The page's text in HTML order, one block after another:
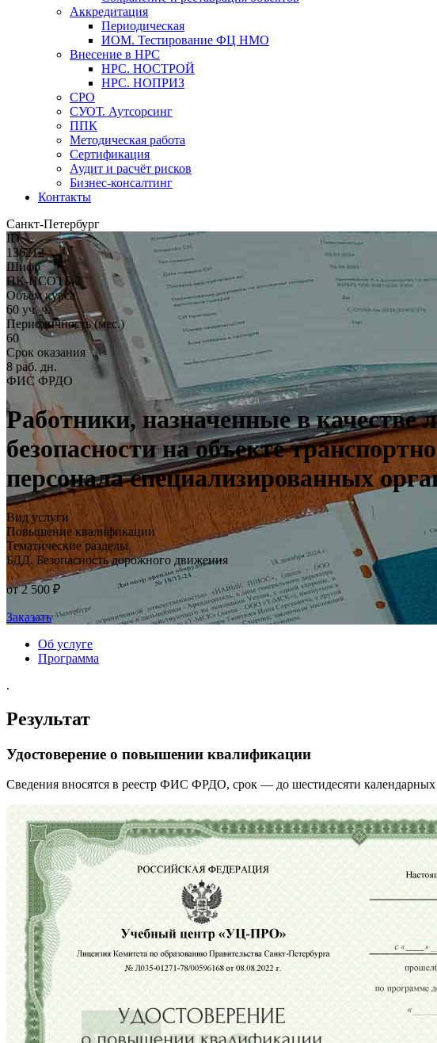
Аккредитация
Периодическая
ИОМ. Тестирование ФЦ НМО
Внесение в НРС
НРС. НОСТРОЙ
НРС. НОПРИЗ
СРО
СУОТ. Аутсорсинг
ППК
Методическая работа
Сертификация
Аудит и расчёт рисков
Бизнес-консалтинг
Контакты
Санкт-Петербург
ID
136212
Шифр
ПК-ПСОТБ-2
Объём курса
60 уч. ч.
Периодичность (мес.)
60
Срок оказания
8 раб. дн.
ФИС ФРДО
Работники, назначенные в качестве
безопасности на объекте
персонала специализированных
Вид услуги
Повышение квалификации
Тематические разделы
БДД. Безопасность дорожного движения
от 2 500 ₽
Заказать
Об услуге
Программа
.
Результат
Удостоверение о повышении квалификации
Сведения вносятся в реестр ФИС ФРДО, срок — до шестидесяти календарных